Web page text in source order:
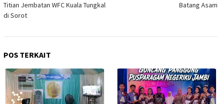
Titian Jembatan WFC Kuala Tungkal
di Sorot
Batang Asam
POS TERKAIT